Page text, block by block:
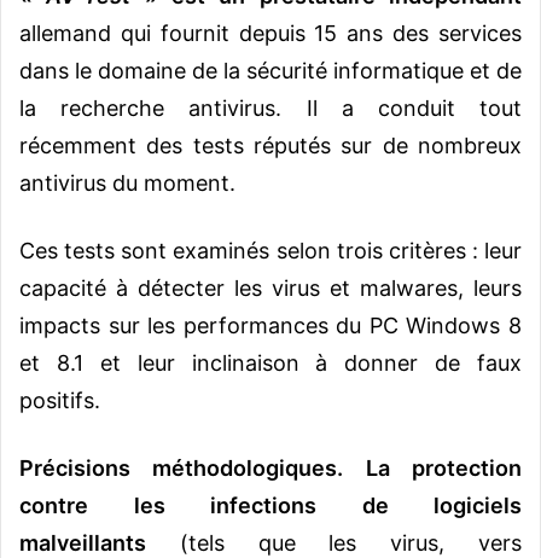
allemand qui fournit depuis 15 ans des services
dans le domaine de la sécurité informatique et de
la recherche antivirus. Il a conduit tout
récemment des tests réputés sur de nombreux
antivirus du moment.
Ces tests sont examinés selon trois critères : leur
capacité à détecter les virus et malwares, leurs
impacts sur les performances du PC Windows 8
et 8.1 et leur inclinaison à donner de faux
positifs.
Précisions méthodologiques.
La protection
contre les infections de logiciels
malveillants (tels que les virus, vers